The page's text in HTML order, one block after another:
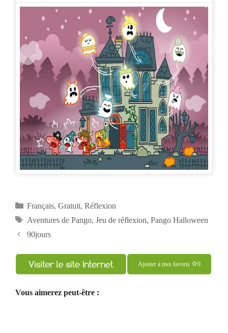
Catégories
Français, Gratuit, Réflexion
Étiquettes
Aventures de Pango, Jeu de réflexion, Pango Halloween
Navigation
articles
90jours
Ajouter à mes favoris 0
Vous aimerez peut-être :